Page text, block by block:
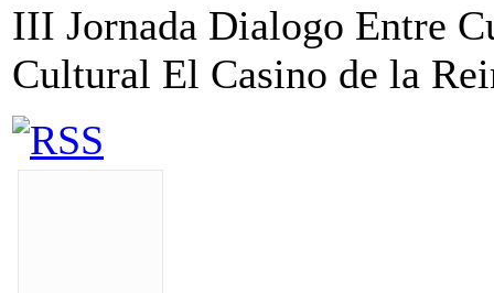
III Jornada Dialogo Entre
Cultural El Casino de la